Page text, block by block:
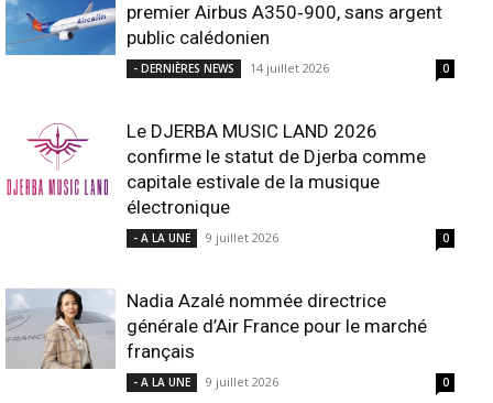
premier Airbus A350‑900, sans argent
public calédonien
- DERNIÈRES NEWS 14 juillet 2026 0
Le DJERBA MUSIC LAND 2026
confirme le statut de Djerba comme
capitale estivale de la musique
électronique
- A LA UNE 9 juillet 2026 0
Nadia Azalé nommée directrice
générale d’Air France pour le marché
français
- A LA UNE 9 juillet 2026 0